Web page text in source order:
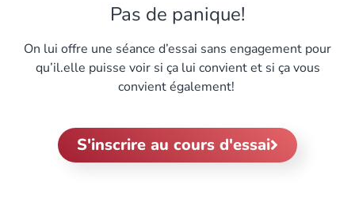
Pas de panique!
On lui offre une séance d’essai sans engagement pour
qu’il.elle puisse voir si ça lui convient et si ça vous
convient également!
S'inscrire au cours d'essai